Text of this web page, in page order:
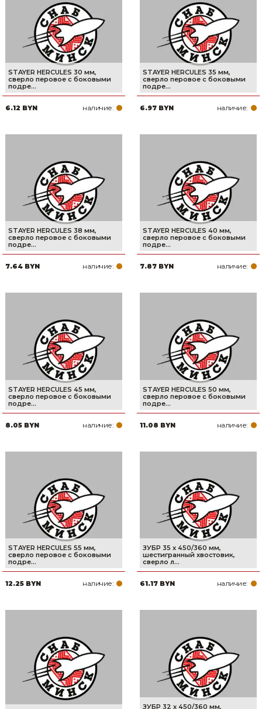
STAYER HERCULES 30 мм,
cверло перовое с боковыми
подре...
6.12 BYN наличие:
STAYER HERCULES 35 мм,
cверло перовое с боковыми
подре...
6.97 BYN наличие:
STAYER HERCULES 38 мм,
cверло перовое с боковыми
подре...
7.64 BYN наличие:
STAYER HERCULES 40 мм,
cверло перовое с боковыми
подре...
7.87 BYN наличие:
STAYER HERCULES 45 мм,
cверло перовое с боковыми
подре...
8.05 BYN наличие:
STAYER HERCULES 50 мм,
cверло перовое с боковыми
подре...
11.08 BYN наличие:
STAYER HERCULES 55 мм,
cверло перовое с боковыми
подре...
12.25 BYN наличие:
ЗУБР 35 x 450/360 мм,
шестигранный хвостовик,
cверло л...
61.17 BYN наличие:
ЗУБР 32 x 450/360 мм,